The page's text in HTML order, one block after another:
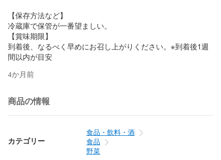
【保存方法など】
冷蔵庫で保管が一番望ましい。
【賞味期限】
到着後、なるべく早めにお召し上がりください。※到着後1週
間以内が目安
4か月前
商品の情報
カテゴリー
食品・飲料・酒
食品
野菜